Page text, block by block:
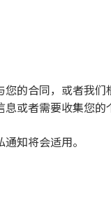
的合同，或者我
或者需要收集您的
知将会适用。